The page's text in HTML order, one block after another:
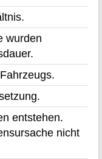
wurden
entstehen.
nicht